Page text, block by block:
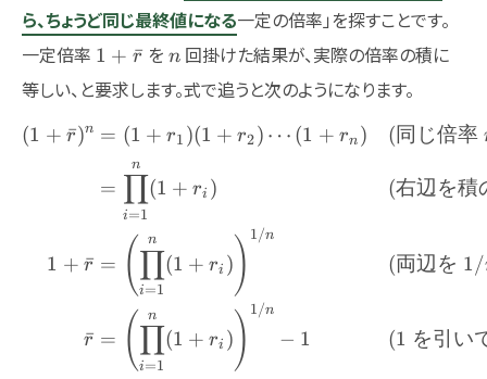
ら、ちょうど同じ最終値になる一定の倍率」を探すことです。
一定倍率 1+\bar{r}
1 + r
ˉ を n
n回掛けた結果が、実際の倍率の積に
等しい、と要求します。式で追うと次のようになります。
\begin{aligned}
(1 + r
ˉ)n
1 + r
ˉ
r
ˉ
= (1 + r1 )(1 + r2) ⋯ (1 + rn )
=
i=1
∏
n
(1 + ri )
= ( i=1
∏
n
(1 + ri ) ) 1/n
= ( i=1
∏
n
(1 + ri ) ) 1/n
− 1
(同じ倍率
(右辺を積
(両辺を 1/
(1 を引い